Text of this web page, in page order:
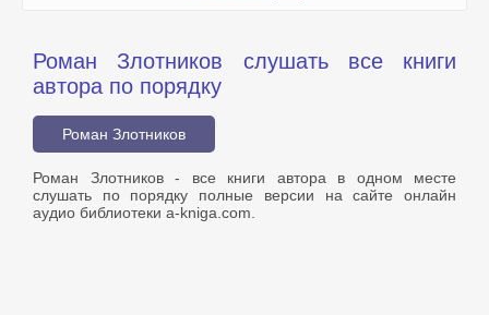
Роман Злотников слушать все книги
автора по порядку
Роман Злотников
Роман Злотников - все книги автора в одном месте
слушать по порядку полные версии на сайте онлайн
аудио библиотеки a-kniga.com.